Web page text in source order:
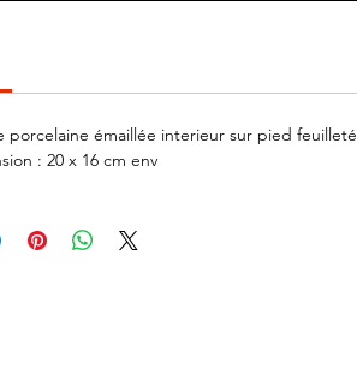
porcelaine émaillée interieur sur pied feuilleté
: 20 x 16 cm env